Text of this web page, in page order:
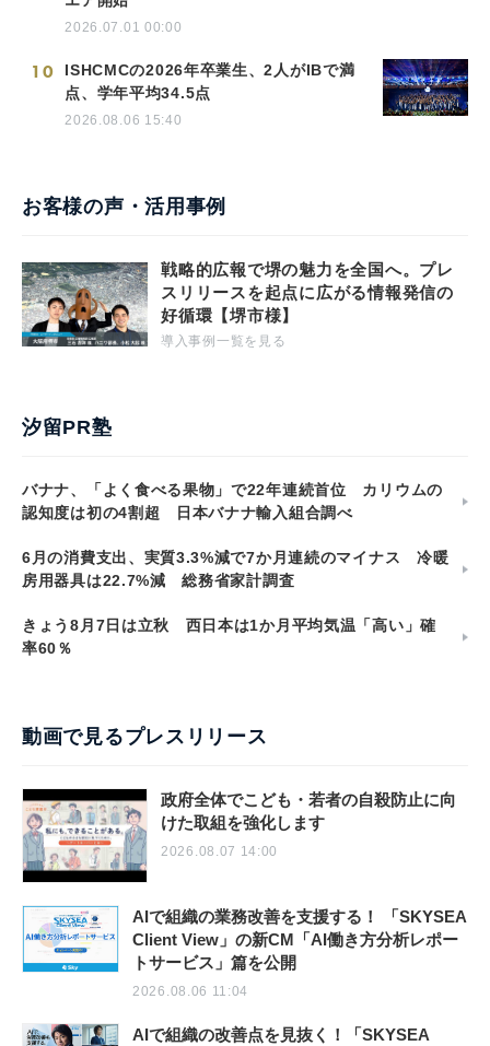
2026.07.01 00:00
10
ISHCMCの2026年卒業生、2人がIBで満
点、学年平均34.5点
2026.08.06 15:40
お客様の声・活用事例
戦略的広報で堺の魅力を全国へ。プレ
スリリースを起点に広がる情報発信の
好循環【堺市様】
導入事例一覧を見る
汐留PR塾
バナナ、「よく食べる果物」で22年連続首位 カリウムの
認知度は初の4割超 日本バナナ輸入組合調べ
6月の消費支出、実質3.3%減で7か月連続のマイナス 冷暖
房用器具は22.7%減 総務省家計調査
きょう8月7日は立秋 西日本は1か月平均気温「高い」確
率60％
動画で見るプレスリリース
政府全体でこども・若者の自殺防止に向
けた取組を強化します
2026.08.07 14:00
AIで組織の業務改善を支援する！ 「SKYSEA
Client View」の新CM「AI働き方分析レポー
トサービス」篇を公開
2026.08.06 11:04
AIで組織の改善点を見抜く！「SKYSEA